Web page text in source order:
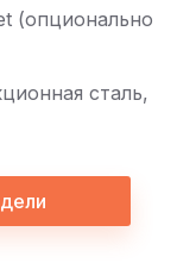
(опционально
сталь,